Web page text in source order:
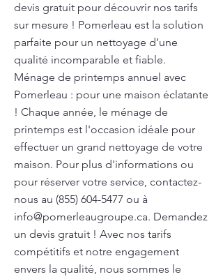
devis gratuit pour découvrir nos tarifs
sur mesure ! Pomerleau est la solution
parfaite pour un nettoyage d’une
qualité incomparable et fiable.
Ménage de printemps annuel avec
Pomerleau : pour une maison éclatante
! Chaque année, le ménage de
printemps est l'occasion idéale pour
effectuer un grand nettoyage de votre
maison. Pour plus d'informations ou
pour réserver votre service, contactez-
nous au (855) 604-5477 ou à
info@pomerleaugroupe.ca. Demandez
un devis gratuit ! Avec nos tarifs
compétitifs et notre engagement
envers la qualité, nous sommes le